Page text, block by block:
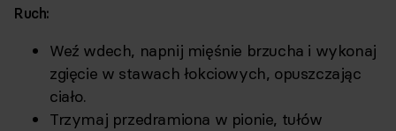
Ruch:
Weź wdech, napnij mięśnie brzucha i wykonaj
zgięcie w stawach łokciowych, opuszczając
ciało.
Trzymaj przedramiona w pionie, tułów